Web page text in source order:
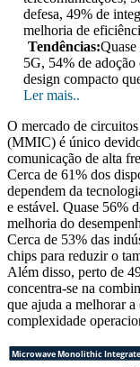
defesa, 49% de
melhoria de
Tendências:
5G, 54% de
design compacto
Ler mais..
O mercado de
(MMIC) é único
comunicação de alta
Cerca de 61% dos
dependem da
e estável. Quase 56%
melhoria do
Cerca de 53% das
chips para reduzir o
Além disso, perto de
concentra-se na
que ajuda a melhorar
complexidade